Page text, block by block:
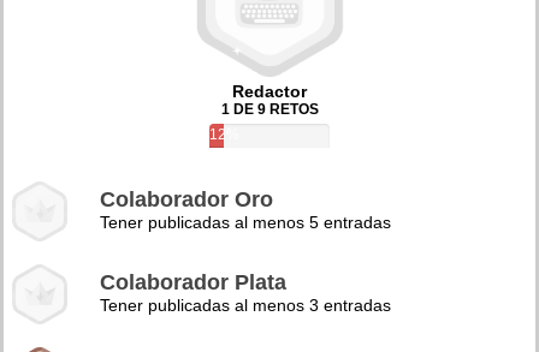
Redactor
1 DE 9 RETOS
12%
Colaborador Oro
Tener publicadas al menos 5 entradas
Colaborador Plata
Tener publicadas al menos 3 entradas